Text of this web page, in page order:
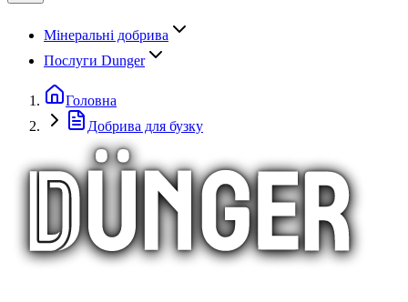
Мінеральні добрива
Послуги Dunger
Головна
Добрива для бузку